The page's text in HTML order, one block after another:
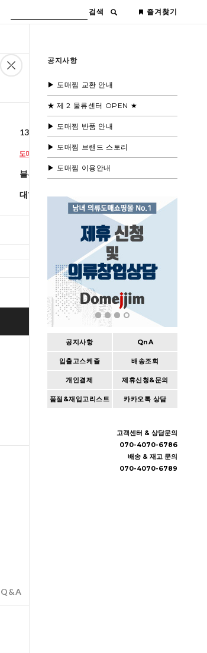
검색 즐겨찾기
공지사항
▶ 도매찜 교환 안내
★ 제 2 물류센터 OPEN ★
▶ 도매찜 반품 안내
▶ 도매찜 브랜드 스토리
▶ 도매찜 이용안내
공지사항 QnA
입출고스케쥴 배송조회
개인결제 제휴신청&문의
품절&재입고리스트 카카오톡 상담
고객센터 & 상담문의
070-4070-6786
배송 & 재고 문의
070-4070-6789
13,600원(부가세별도)
블루모드제휴사
대한민국
BUY IT NOW
Q&A